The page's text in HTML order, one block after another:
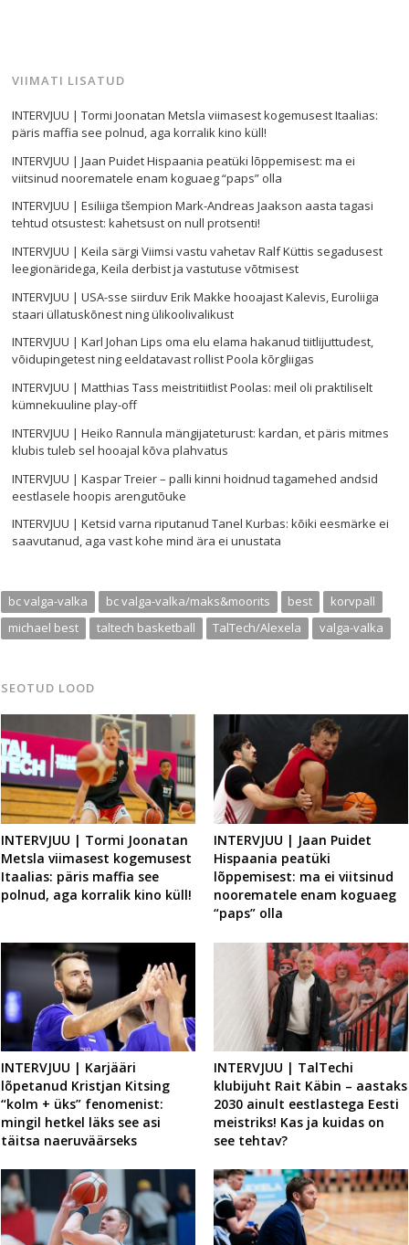
VIIMATI LISATUD
INTERVJUU | Tormi Joonatan Metsla viimasest kogemusest Itaalias:
päris maffia see polnud, aga korralik kino küll!
INTERVJUU | Jaan Puidet Hispaania peatüki lõppemisest: ma ei
viitsinud noorematele enam koguaeg “paps” olla
INTERVJUU | Esiliiga tšempion Mark-Andreas Jaakson aasta tagasi
tehtud otsustest: kahetsust on null protsenti!
INTERVJUU | Keila särgi Viimsi vastu vahetav Ralf Küttis segadusest
leegionäridega, Keila derbist ja vastutuse võtmisest
INTERVJUU | USA-sse siirduv Erik Makke hooajast Kalevis, Euroliiga
staari üllatuskõnest ning ülikoolivalikust
INTERVJUU | Karl Johan Lips oma elu elama hakanud tiitlijuttudest,
võidupingetest ning eeldatavast rollist Poola kõrgliigas
INTERVJUU | Matthias Tass meistritiitlist Poolas: meil oli praktiliselt
kümnekuuline play-off
INTERVJUU | Heiko Rannula mängijateturust: kardan, et päris mitmes
klubis tuleb sel hooajal kõva plahvatus
INTERVJUU | Kaspar Treier – palli kinni hoidnud tagamehed andsid
eestlasele hoopis arengutõuke
INTERVJUU | Ketsid varna riputanud Tanel Kurbas: kõiki eesmärke ei
saavutanud, aga vast kohe mind ära ei unustata
bc valga-valka bc valga-valka/maks&moorits best
korvpall
michael best
taltech basketball TalTech/Alexela valga-valka
SEOTUD LOOD
INTERVJUU | Tormi Joonatan
Metsla viimasest kogemusest
Itaalias: päris maffia see
polnud, aga korralik kino küll!
INTERVJUU | Jaan Puidet
Hispaania peatüki
lõppemisest: ma ei viitsinud
noorematele enam koguaeg
“paps” olla
INTERVJUU | Karjääri
lõpetanud Kristjan Kitsing
“kolm + üks” fenomenist:
mingil hetkel läks see asi
täitsa naeruväärseks
INTERVJUU | TalTechi
klubijuht Rait Käbin – aastaks
2030 ainult eestlastega Eesti
meistriks! Kas ja kuidas on
see tehtav?